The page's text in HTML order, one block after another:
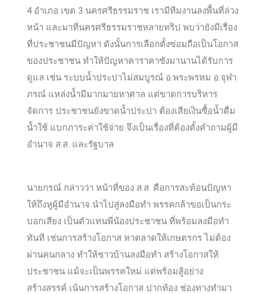
4 อำเภอ เขต 3 นครศรีธรรมราช เรามีทีมงานลงพื้นที่ล่วง
หน้า และมาที่นครศรีธรรมราชหลายทริป พบว่ายังมีเรื่อง
ที่ประชาชนมีปัญหา ดังนั้นการเลือกตั้งซ่อมถือเป็นโอกาส
ของประชาชน ทำให้ปัญหาคาราคาซังมานานได้รับการ
ดูแล เช่น ระบบน้ำประปาไม่สมบูรณ์ อ.พระพรหม อ.จุฬา
ภรณ์ แหล่งน้ำมีมากมายหาศาล แต่ขาดการบริหาร
จัดการ ประชาชนยังขาดน้ำประปา ต้องเสียเงินซื้อน้ำดื่ม
น้ำใช้ แบกภาระค่าใช้จ่าย จึงเป็นเรื่องที่ต้องตั้งคำถามผู้มี
อำนาจ ส.ส. และรัฐบาล
นายกรณ์ กล่าวว่า หน้าที่ของ ส.ส. คือการสะท้อนปัญหา
ให้ถึงหูผู้มีอำนาจ นำไปสู่ลงมือทำ พรรคกล้าขอเป็นกระ
บอกเสียง เป็นตัวแทนพี่น้องประชาชน ที่พร้อมลงมือทำ
ทันที เช่นการสร้างโอกาส หาตลาดให้เกษตรกร ไม่ต้อง
ผ่านคนกลาง ทำให้ชาวบ้านลงมือทำ สร้างโอกาสให้
ประชาชน แม้จะเป็นพรรคใหม่ แต่พร้อมสู้อย่าง
สร้างสรรค์ เน้นการสร้างโอกาส ปากท้อง ช่องทางทำมา